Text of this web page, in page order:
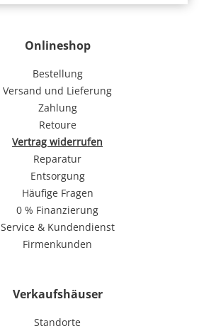
Onlineshop
Bestellung
Versand und Lieferung
Zahlung
Retoure
Vertrag widerrufen
Reparatur
Entsorgung
Häufige Fragen
0 % Finanzierung
Service & Kundendienst
Firmenkunden
Verkaufshäuser
Standorte